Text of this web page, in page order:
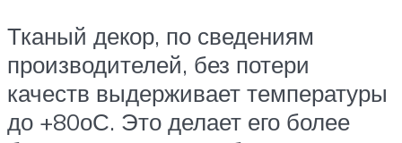
Тканый декор, по сведениям
производителей, без потери
качеств выдерживает температуры
до +80оС. Это делает его более